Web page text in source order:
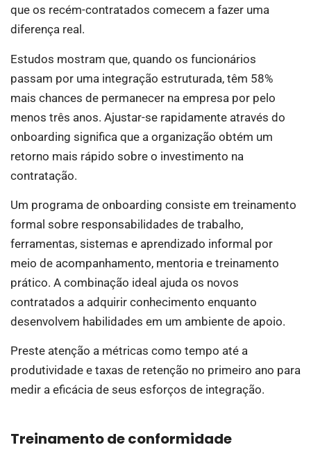
que os recém-contratados comecem a fazer uma
diferença real.
Estudos mostram que, quando os funcionários
passam por uma integração estruturada, têm 58%
mais chances de permanecer na empresa por pelo
menos três anos. Ajustar-se rapidamente através do
onboarding significa que a organização obtém um
retorno mais rápido sobre o investimento na
contratação.
Um programa de onboarding consiste em treinamento
formal sobre responsabilidades de trabalho,
ferramentas, sistemas e aprendizado informal por
meio de acompanhamento, mentoria e treinamento
prático. A combinação ideal ajuda os novos
contratados a adquirir conhecimento enquanto
desenvolvem habilidades em um ambiente de apoio.
Preste atenção a métricas como tempo até a
produtividade e taxas de retenção no primeiro ano para
medir a eficácia de seus esforços de integração.
Treinamento de conformidade